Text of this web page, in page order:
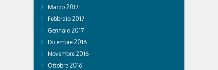
Marzo 2017
Febbraio 2017
Gennaio 2017
Dicembre 2016
Novembre 2016
Ottobre 2016